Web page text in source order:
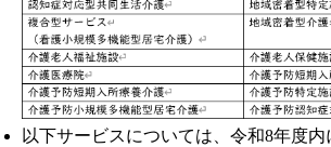
以下サービスについては、令和8年度